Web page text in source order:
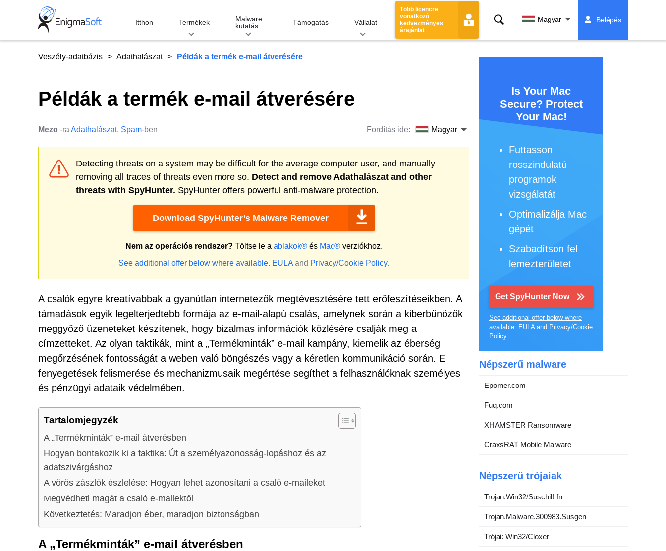
Itthon Termékek
Malware
kutatás
Támogatás Vállalat
Több licencre
vonatkozó
kedvezményes
árajánlat
Keresés Magyar Belépés
Veszély-adatbázis Adathalászat Példák a termék e-mail átverésére
Példák a termék e-mail átverésére
Mezo -ra Adathalászat, Spam-ben Fordítás ide: Magyar
Detecting threats on a system may be difficult for the average computer user, and manually
removing all traces of threats even more so. Detect and remove Adathalászat and other
threats with SpyHunter. SpyHunter offers powerful anti-malware protection.
Download SpyHunter’s Malware Remover
Nem az operációs rendszer? Töltse le a ablakok®és Mac®verziókhoz.
See additional offer below where available. EULA and Privacy/Cookie Policy.
A csalók egyre kreatívabbak a gyanútlan internetezők megtévesztésére tett erőfeszítéseikben. A
támadások egyik legelterjedtebb formája az e-mail-alapú csalás, amelynek során a kiberbűnözők
meggyőző üzeneteket készítenek, hogy bizalmas információk közlésére csalják meg a
címzetteket. Az olyan taktikák, mint a „Termékminták” e-mail kampány, kiemelik az éberség
megőrzésének fontosságát a weben való böngészés vagy a kéretlen kommunikáció során. E
fenyegetések felismerése és mechanizmusaik megértése segíthet a felhasználóknak személyes
és pénzügyi adataik védelmében.
Tartalomjegyzék
A „Termékminták” e-mail átverésben
Hogyan bontakozik ki a taktika: Út a személyazonosság-lopáshoz és az
adatszivárgáshoz
A vörös zászlók észlelése: Hogyan lehet azonosítani a csaló e-maileket
Megvédheti magát a csaló e-mailektől
Következtetés: Maradjon éber, maradjon biztonságban
A „Termékminták” e-mail átverésben
Is Your Mac
Secure? Protect
Your Mac!
Futtasson
rosszindulatú
programok
vizsgálatát
Optimalizálja Mac
gépét
Szabadítson fel
lemezterületet
Get SpyHunter Now
See additional offer below where
available. EULAand Privacy/Cookie
Policy.
Népszerű malware
Eporner.com
Fuq.com
XHAMSTER Ransomware
CraxsRAT Mobile Malware
Népszerű trójaiak
Trojan:Win32/Suschil!rfn
Trojan.Malware.300983.Susgen
Trójai: Win32/Cloxer